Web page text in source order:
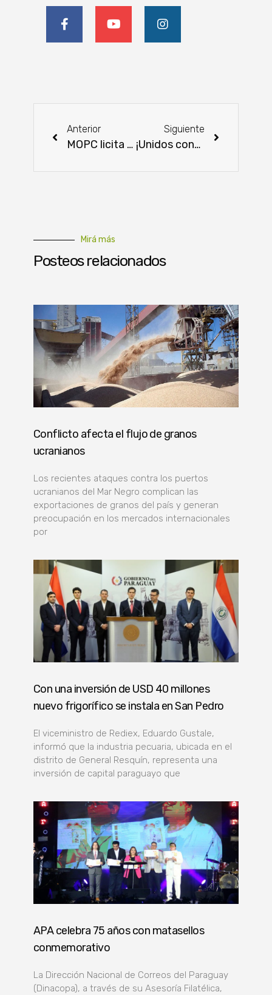
Anterior
MOPC licita obra pluvial en Capiatá para resolver inundaciones
Siguiente
¡Unidos contra el contrabando! Forjan estrategias para proteger la producción nacional
Mirá más
Posteos relacionados
Conflicto afecta el flujo de granos
ucranianos
Los recientes ataques contra los puertos
ucranianos del Mar Negro complican las
exportaciones de granos del país y generan
preocupación en los mercados internacionales
por
Con una inversión de USD 40 millones
nuevo frigorífico se instala en San Pedro
El viceministro de Rediex, Eduardo Gustale,
informó que la industria pecuaria, ubicada en el
distrito de General Resquín, representa una
inversión de capital paraguayo que
APA celebra 75 años con matasellos
conmemorativo
La Dirección Nacional de Correos del Paraguay
(Dinacopa), a través de su Asesoría Filatélica,